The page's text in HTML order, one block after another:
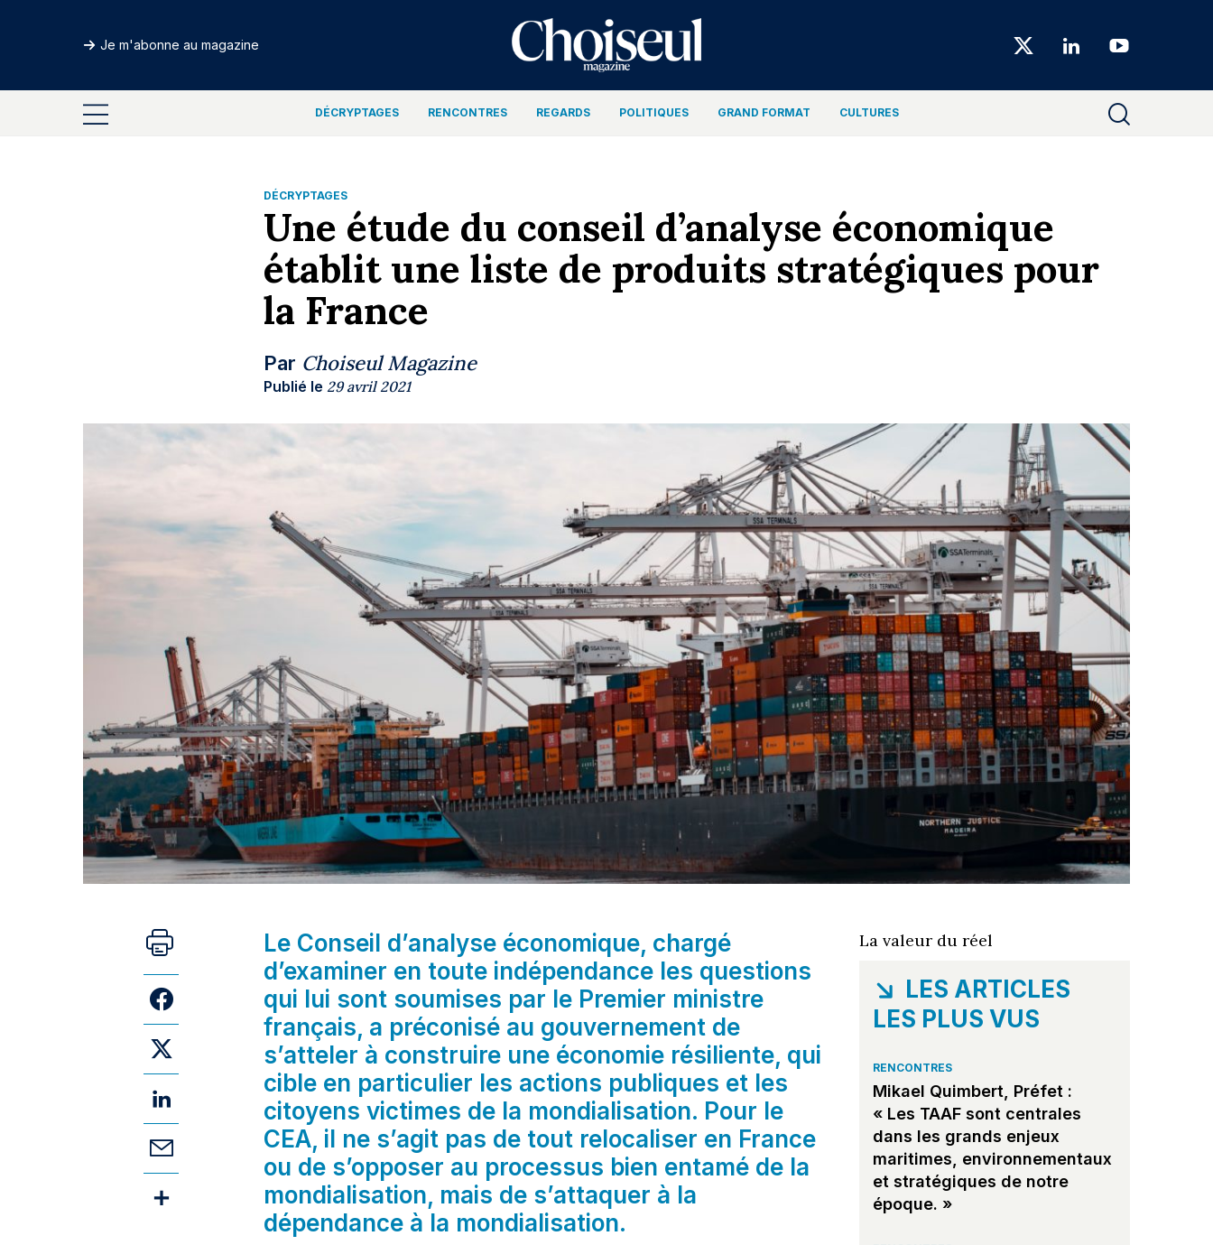
Je m'abonne au magazine Choiseul
Magazine
DÉCRYPTAGES RENCONTRES REGARDS POLITIQUES GRAND FORMAT CULTURES
DÉCRYPTAGES
Une étude du conseil d’analyse économique
établit une liste de produits stratégiques pour
la France
Par Choiseul Magazine
Publié le 29 avril 2021
Le Conseil d’analyse économique, chargé
d’examiner en toute indépendance les questions
qui lui sont soumises par le Premier ministre
français, a préconisé au gouvernement de
s’atteler à construire une économie résiliente, qui
cible en particulier les actions publiques et les
citoyens victimes de la mondialisation. Pour le
CEA, il ne s’agit pas de tout relocaliser en France
ou de s’opposer au processus bien entamé de la
mondialisation, mais de s’attaquer à la
dépendance à la mondialisation.
La valeur du réel
LES ARTICLES
LES PLUS VUS
RENCONTRES
Mikael Quimbert, Préfet :
« Les TAAF sont centrales
dans les grands enjeux
maritimes, environnementaux
et stratégiques de notre
époque. »